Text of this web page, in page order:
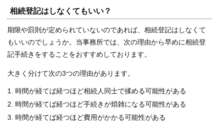
相続登記はしなくてもいい？
期限や罰則が定められていないのであれば、相続登記はしなくて
もいいのでしょうか。当事務所では、次の理由から早めに相続登
記手続きをすることをおすすめしております。
大きく分けて次の3つの理由があります。
時間が経てば経つほど相続人同士で揉める可能性がある
時間が経てば経つほど手続きが煩雑になる可能性がある
時間が経てば経つほど費用がかかる可能性がある